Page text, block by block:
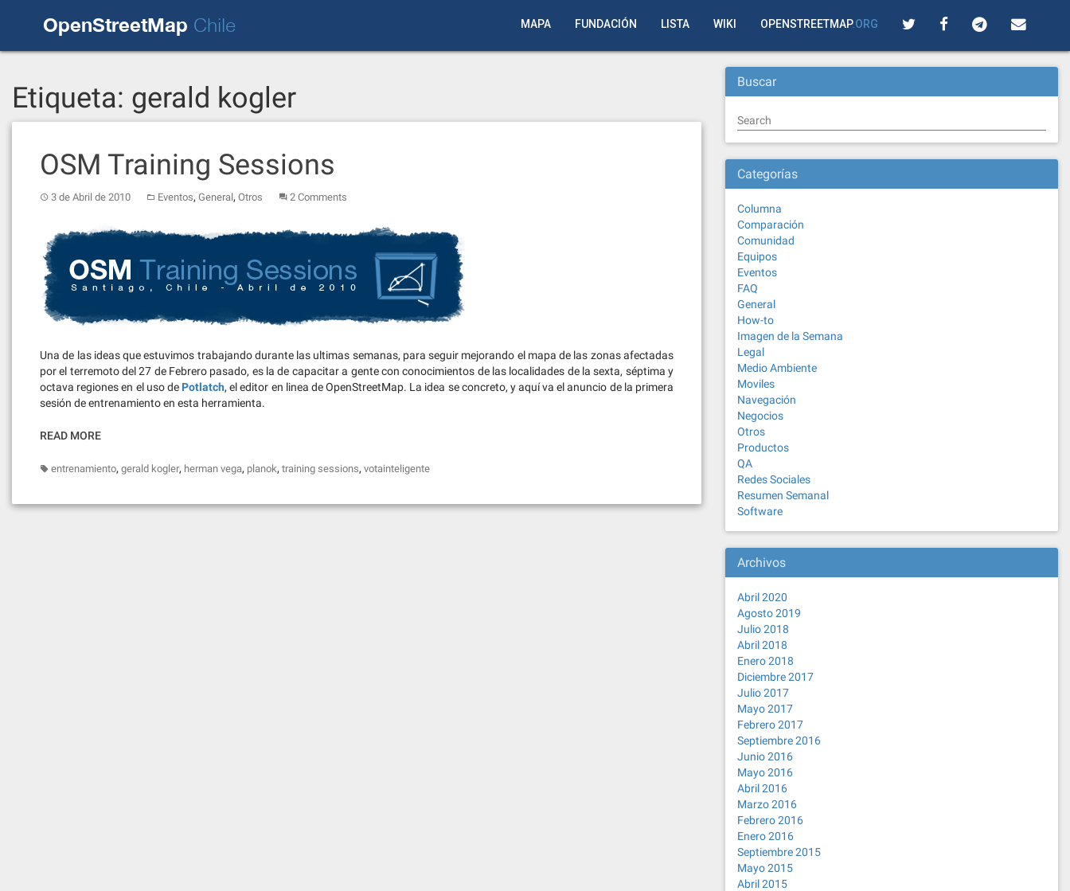
OpenStreetMap Chile MAPA FUNDACIÓN LISTA WIKI OPENSTREETMAP.ORG
Etiqueta: gerald kogler
OSM Training Sessions
3 de Abril de 2010 Eventos, General, Otros 2 Comments
Una de las ideas que estuvimos trabajando durante las ultimas semanas, para seguir mejorando el mapa de las zonas afectadas
por el terremoto del 27 de Febrero pasado, es la de capacitar a gente con conocimientos de las localidades de la sexta, séptima y
octava regiones en el uso de Potlatch, el editor en linea de OpenStreetMap. La idea se concreto, y aquí va el anuncio de la primera
sesión de entrenamiento en esta herramienta.
READ MORE
entrenamiento, gerald kogler, herman vega, planok, training sessions, votainteligente
Buscar
Search
Categorías
Columna
Comparación
Comunidad
Equipos
Eventos
FAQ
General
How-to
Imagen de la Semana
Legal
Medio Ambiente
Moviles
Navegación
Negocios
Otros
Productos
QA
Redes Sociales
Resumen Semanal
Software
Archivos
Abril 2020
Agosto 2019
Julio 2018
Abril 2018
Enero 2018
Diciembre 2017
Julio 2017
Mayo 2017
Febrero 2017
Septiembre 2016
Junio 2016
Mayo 2016
Abril 2016
Marzo 2016
Febrero 2016
Enero 2016
Septiembre 2015
Mayo 2015
Abril 2015